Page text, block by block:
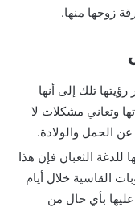
زوجها منها.
تلك إلى أنها
وتعاني مشكلات لا
الحمل والولادة.
الثعبان فإن هذا
القاسية خلال أيام
بأي حال من